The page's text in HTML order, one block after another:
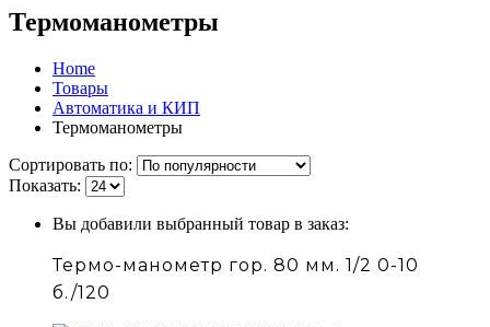
Термоманометры
Home
Товары
Автоматика и КИП
Термоманометры
Сортировать по:
Показать:
Вы добавили выбранный товар в заказ:
Термо-манометр гор. 80 мм. 1/2 0-10
б./120